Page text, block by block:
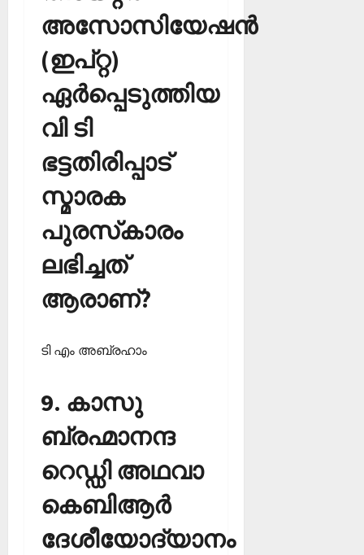
അസോസിയേഷന്‍
(ഇപ്റ്റ)
ഏര്‍പ്പെടുത്തിയ
വി ടി
ഭട്ടതിരിപ്പാട്
സ്മാരക
പുരസ്‌കാരം
ലഭിച്ചത്
ആരാണ്?
ടി എം അബ്രഹാം
9. കാസു
ബ്രഹ്മാനന്ദ
റെഡ്ഡി അഥവാ
കെബിആര്‍
ദേശീയോദ്യാനം